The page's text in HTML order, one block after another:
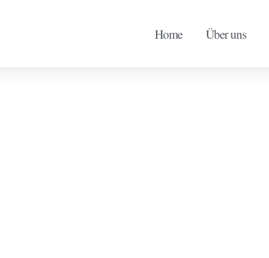
Home Über uns